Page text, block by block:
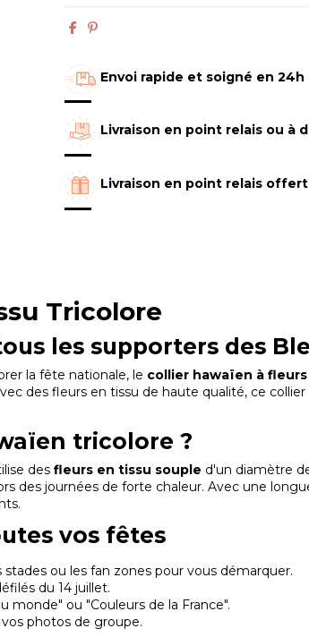
Envoi rapide et soigné en 24h
Livraison en point relais ou à
Livraison en point relais
Tricolore
les supporters des
la fête nationale, le collier hawaïen à
des fleurs en tissu de haute qualité, ce collier
tricolore ?
desfleurs en tissu souple d'un diamètre
des journées de forte chaleur. Avec une
vos fêtes
ou les fan zones pour vous démarquer.
du 14 juillet.
monde" ou "Couleurs de la France".
photos de groupe.